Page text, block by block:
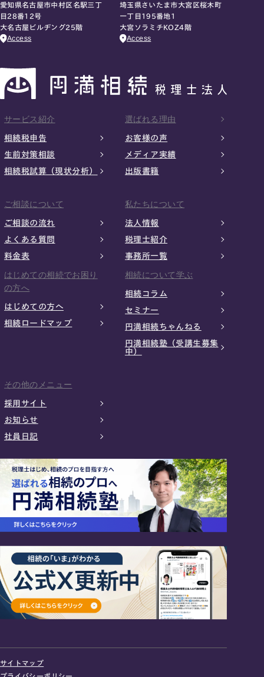
愛知県名古屋市中村区名駅三丁
目28番12号
大名古屋ビルヂング25階
Access
埼玉県さいたま市大宮区桜木町
一丁目195番地1
大宮ソラミチKOZ4階
Access
サービス紹介
相続税申告
生前対策相談
相続税試算（現状分析）
選ばれる理由
お客様の声
メディア実績
出版書籍
ご相談について
ご相談の流れ
よくある質問
料金表
私たちについて
法人情報
税理士紹介
事務所一覧
はじめての相続でお困り
の方へ
はじめての方へ
相続ロードマップ
相続について学ぶ
相続コラム
セミナー
円満相続ちゃんねる
円満相続塾（受講生募集
中）
その他のメニュー
採用サイト
お知らせ
社員日記
サイトマップ
プライバシーポリシー